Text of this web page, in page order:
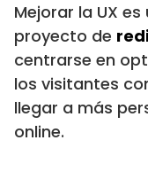
Mejorar la UX
proyecto de
centrarse en
los visitantes
llegar a más
online.